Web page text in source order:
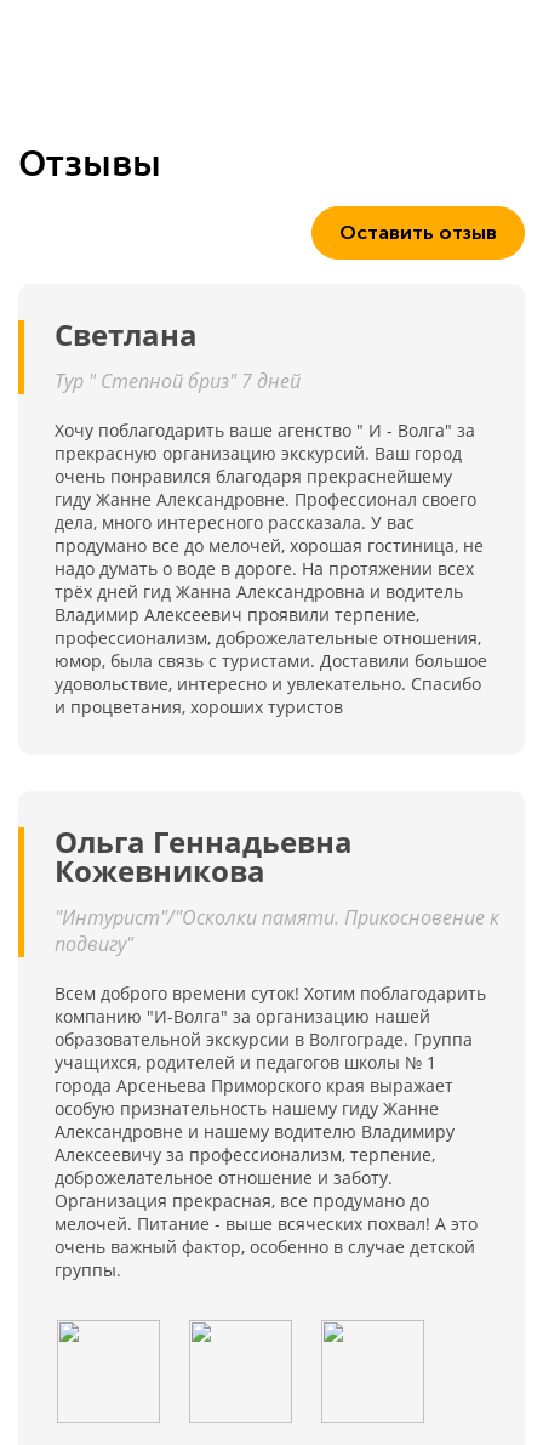
Отзывы
Оставить отзыв
Светлана
Тур " Степной бриз" 7 дней
Хочу поблагодарить ваше агенство " И - Волга" за
прекрасную организацию экскурсий. Ваш город
очень понравился благодаря прекраснейшему
гиду Жанне Александровне. Профессионал своего
дела, много интересного рассказала. У вас
продумано все до мелочей, хорошая гостиница, не
надо думать о воде в дороге. На протяжении всех
трёх дней гид Жанна Александровна и водитель
Владимир Алексеевич проявили терпение,
профессионализм, доброжелательные отношения,
юмор, была связь с туристами. Доставили большое
удовольствие, интересно и увлекательно. Спасибо
и процветания, хороших туристов
Ольга Геннадьевна
Кожевникова
"Интурист"/"Осколки памяти. Прикосновение к
подвигу"
Всем доброго времени суток! Хотим поблагодарить
компанию "И-Волга" за организацию нашей
образовательной экскурсии в Волгограде. Группа
учащихся, родителей и педагогов школы № 1
города Арсеньева Приморского края выражает
особую признательность нашему гиду Жанне
Александровне и нашему водителю Владимиру
Алексеевичу за профессионализм, терпение,
доброжелательное отношение и заботу.
Организация прекрасная, все продумано до
мелочей. Питание - выше всяческих похвал! А это
очень важный фактор, особенно в случае детской
группы.